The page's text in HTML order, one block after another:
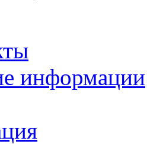
информации